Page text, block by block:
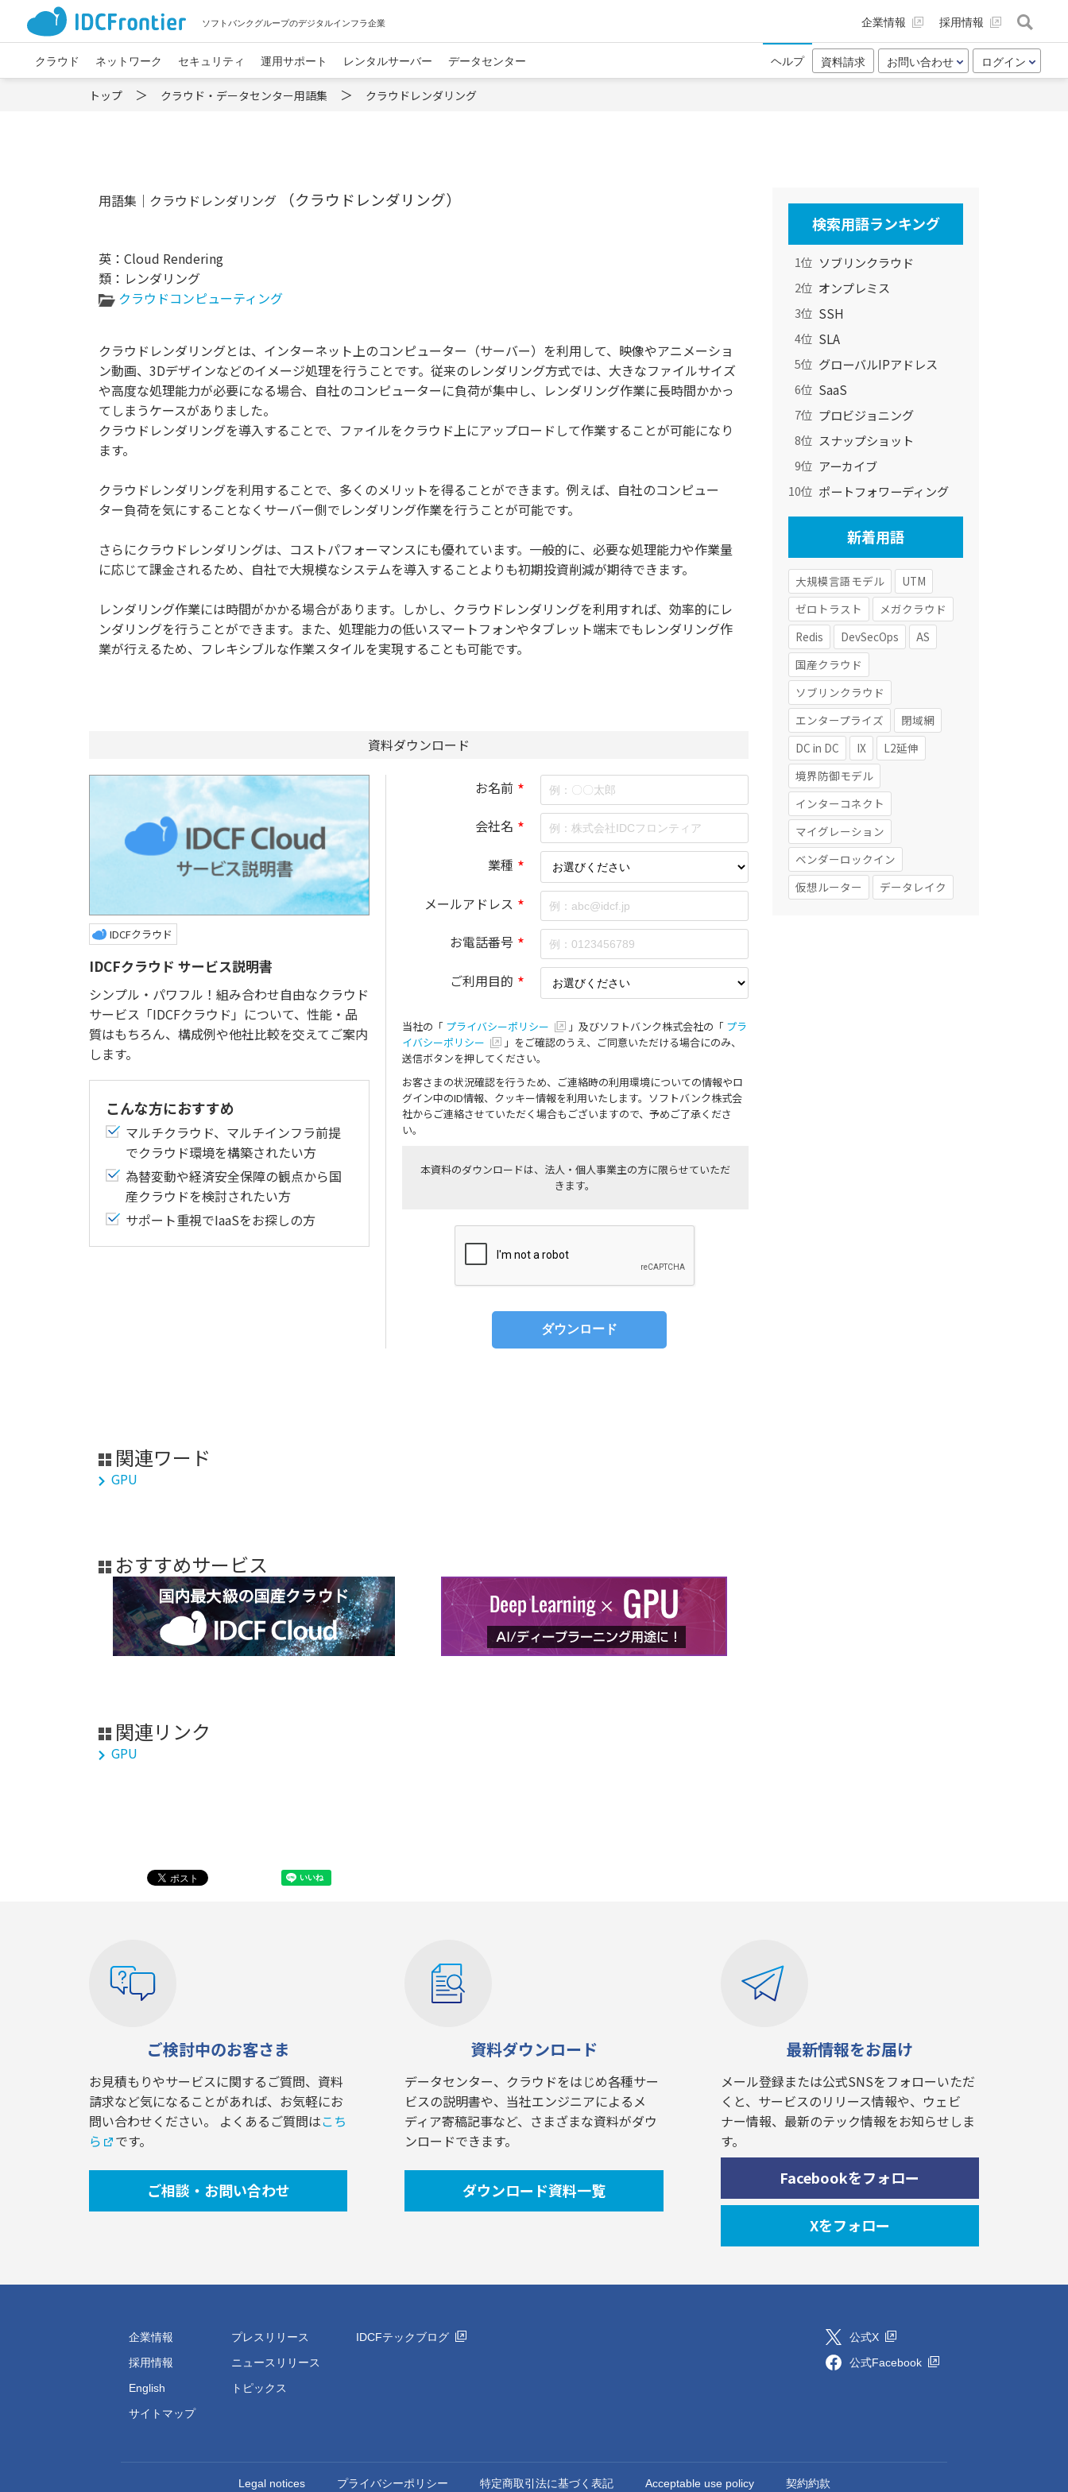
ソフトバンクグループのデジタルインフラ企業 企業情報 採用情報
クラウド ネットワーク セキュリティ 運用サポート レンタルサーバー データセンター ヘルプ 資料請求 お問い合わせ ログイン
トップ クラウド・データセンター用語集 クラウドレンダリング
用語集｜クラウドレンダリング （クラウドレンダリング）
英：Cloud Rendering
類：レンダリング
クラウドコンピューティング
クラウドレンダリングとは、インターネット上のコンピューター（サーバー）を利用して、映像やアニメーショ
ン動画、3Dデザインなどのイメージ処理を行うことです。従来のレンダリング方式では、大きなファイルサイズ
や高度な処理能力が必要になる場合、自社のコンピューターに負荷が集中し、レンダリング作業に長時間かかっ
てしまうケースがありました。
クラウドレンダリングを導入することで、ファイルをクラウド上にアップロードして作業することが可能になり
ます。
クラウドレンダリングを利用することで、多くのメリットを得ることができます。例えば、自社のコンピュー
ター負荷を気にすることなくサーバー側でレンダリング作業を行うことが可能です。
さらにクラウドレンダリングは、コストパフォーマンスにも優れています。一般的に、必要な処理能力や作業量
に応じて課金されるため、自社で大規模なシステムを導入することよりも初期投資削減が期待できます。
レンダリング作業には時間がかかる場合があります。しかし、クラウドレンダリングを利用すれば、効率的にレ
ンダリングを行うことができます。また、処理能力の低いスマートフォンやタブレット端末でもレンダリング作
業が行えるため、フレキシブルな作業スタイルを実現することも可能です。
資料ダウンロード
IDCFクラウド
IDCFクラウド サービス説明書
シンプル・パワフル！組み合わせ自由なクラウド
サービス「IDCFクラウド」について、性能・品
質はもちろん、構成例や他社比較を交えてご案内
します。
こんな方におすすめ
マルチクラウド、マルチインフラ前提
でクラウド環境を構築されたい方
為替変動や経済安全保障の観点から国
産クラウドを検討されたい方
サポート重視でIaaSをお探しの方
お名前 *
会社名 *
業種 *
メールアドレス *
お電話番号 *
ご利用目的 *
当社の「 プライバシーポリシー 」及びソフトバンク株式会社の「 プラ
イバシーポリシー
」をご確認のうえ、ご同意いただける場合にのみ、
送信ボタンを押してください。
お客さまの状況確認を行うため、ご連絡時の利用環境についての情報やロ
グイン中のID情報、クッキー情報を利用いたします。ソフトバンク株式会
社からご連絡させていただく場合もございますので、予めご了承くださ
い。
本資料のダウンロードは、法人・個人事業主の方に限らせていただ
きます。
関連ワード
GPU
おすすめサービス
関連リンク
GPU
検索用語ランキング
1位 ソブリンクラウド
2位 オンプレミス
3位 SSH
4位 SLA
5位 グローバルIPアドレス
6位 SaaS
7位 プロビジョニング
8位 スナップショット
9位 アーカイブ
10位 ポートフォワーディング
新着用語
大規模言語モデル
UTM
ゼロトラスト
メガクラウド
Redis
DevSecOps
AS
国産クラウド
ソブリンクラウド
エンタープライズ
閉域網
DC in DC
IX
L2延伸
境界防御モデル
インターコネクト
マイグレーション
ベンダーロックイン
仮想ルーター
データレイク
ご検討中のお客さま
お見積もりやサービスに関するご質問、資料
請求など気になることがあれば、お気軽にお
問い合わせください。 よくあるご質問はこち
ら
です。
ご相談・お問い合わせ
資料ダウンロード
データセンター、クラウドをはじめ各種サー
ビスの説明書や、当社エンジニアによるメ
ディア寄稿記事など、さまざまな資料がダウ
ンロードできます。
ダウンロード資料一覧
最新情報をお届け
メール登録または公式SNSをフォローいただ
くと、サービスのリリース情報や、ウェビ
ナー情報、最新のテック情報をお知らせしま
す。
Facebookをフォロー
Xをフォロー
企業情報
採用情報
English
サイトマップ
プレスリリース
ニュースリリース
トピックス
IDCFテックブログ
公式X
公式Facebook
Legal notices プライバシーポリシー 特定商取引法に基づく表記 Acceptable use policy 契約約款